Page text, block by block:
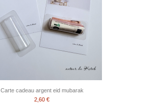
Carte cadeau argent eid mubarak
2,60 €